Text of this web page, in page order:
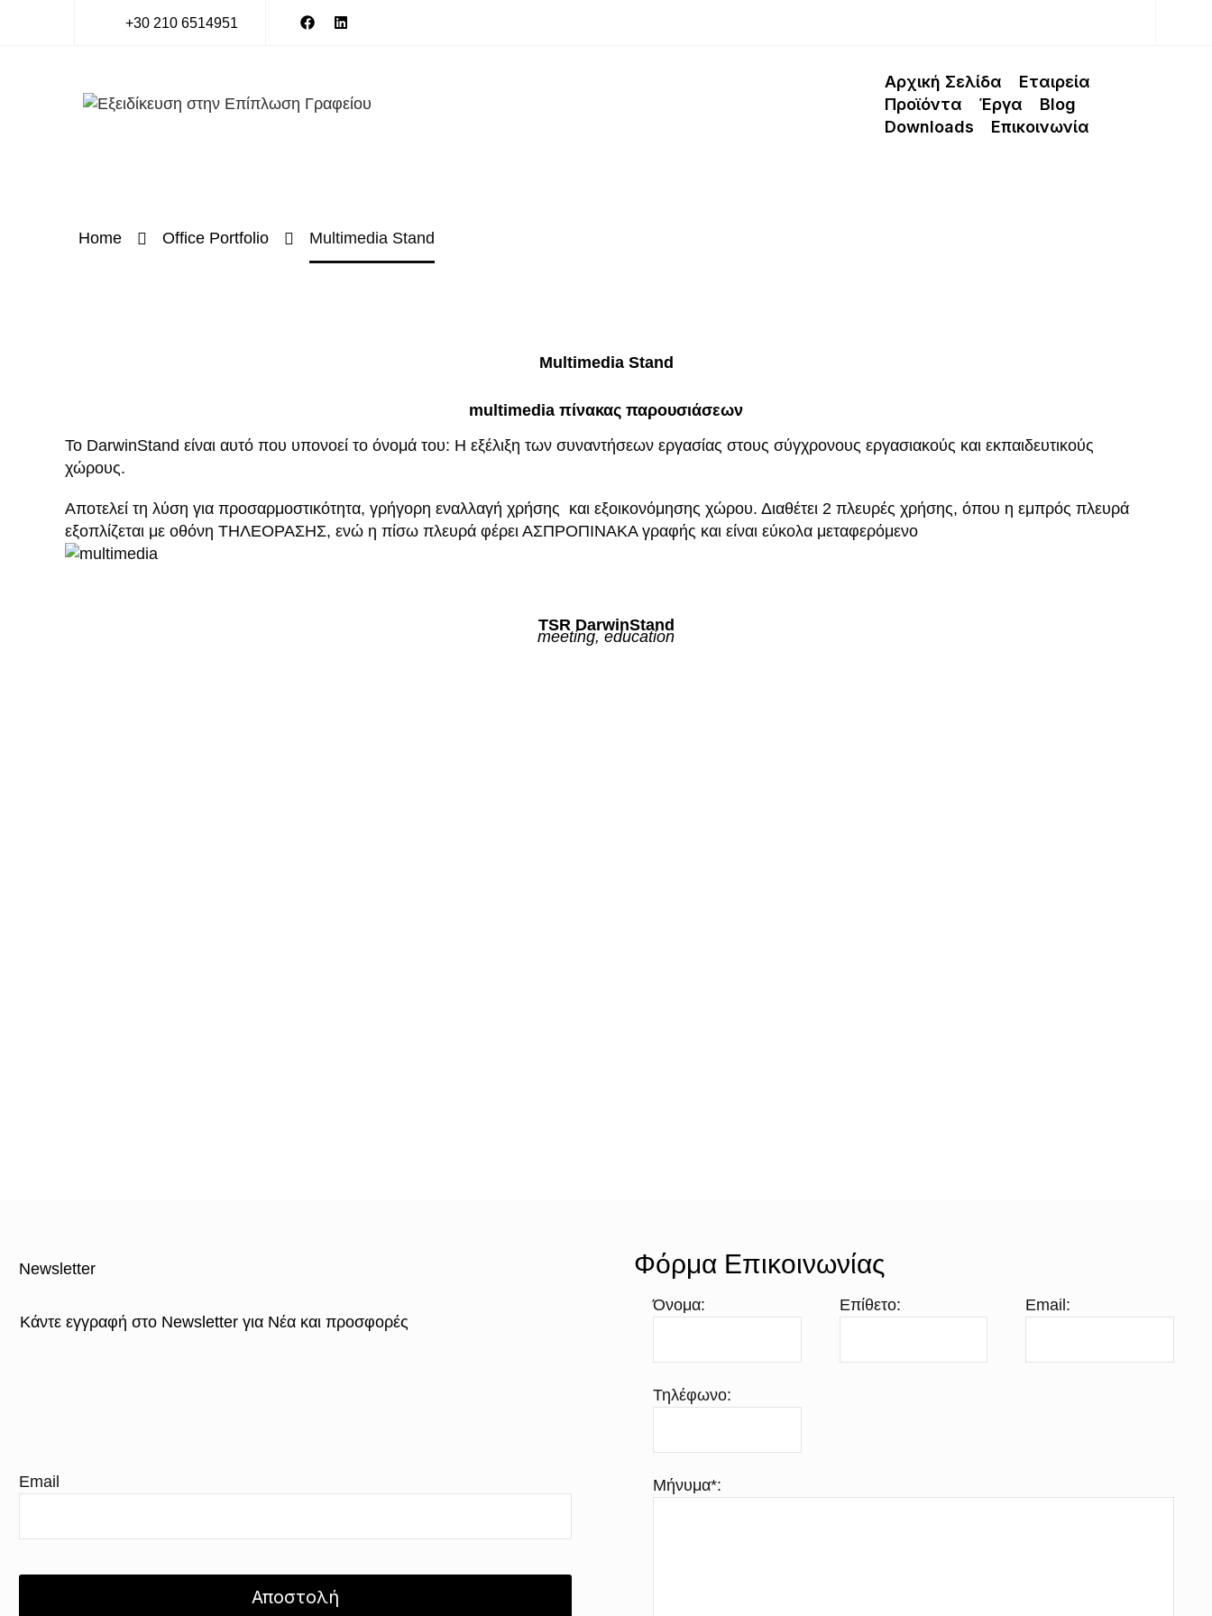
+30 210 6514951
Αρχική Σελίδα
Εταιρεία
Προϊόντα
Έργα
Blog
Downloads
Επικοινωνία
Home Office Portfolio Multimedia Stand
Multimedia Stand
multimedia πίνακας παρουσιάσεων
Το DarwinStand είναι αυτό που υπονοεί το όνομά του: Η εξέλιξη των συναντήσεων εργασίας στους σύγχρονους εργασιακούς και εκπαιδευτικούς
χώρους.
Αποτελεί τη λύση για προσαρμοστικότητα, γρήγορη εναλλαγή χρήσης και εξοικονόμησης χώρου. Διαθέτει 2 πλευρές χρήσης, όπου η εμπρός πλευρά
εξοπλίζεται με οθόνη ΤΗΛΕΟΡΑΣΗΣ, ενώ η πίσω πλευρά φέρει ΑΣΠΡΟΠΙΝΑΚΑ γραφής και είναι εύκολα μεταφερόμενο
TSR DarwinStand
meeting, education
Newsletter
Κάντε εγγραφή στο Newsletter για Νέα και προσφορές
Email
Φόρμα Επικοινωνίας
Όνομα: Επίθετο: Email:
Τηλέφωνο:
Μήνυμα*: